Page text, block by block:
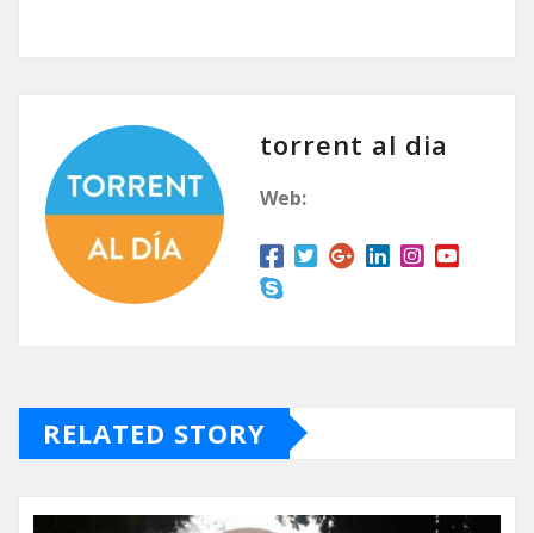
torrent al dia
Web:
RELATED STORY